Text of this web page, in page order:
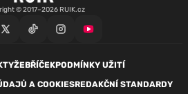
© 2017–2026 RUIK.cz
ŽEBŘÍČEKPODMÍNKY UŽITÍ
A COOKIESREDAKČNÍ STANDARDY